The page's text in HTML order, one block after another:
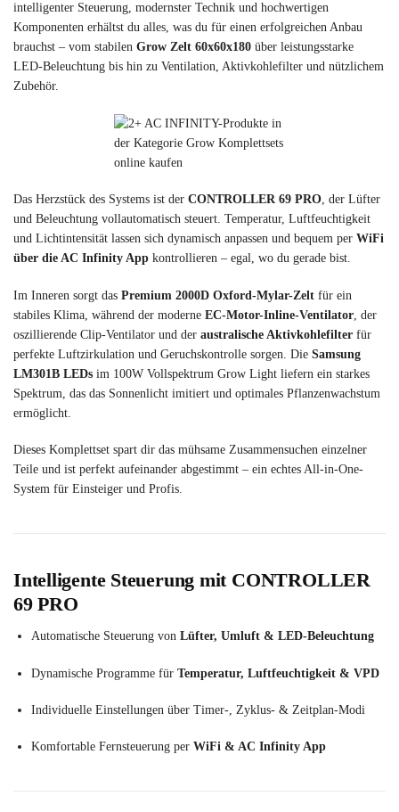
intelligenter Steuerung, modernster Technik und hochwertigen
Komponenten erhältst du alles, was du für einen erfolgreichen Anbau
brauchst – vom stabilen Grow Zelt 60x60x180 über leistungsstarke
LED-Beleuchtung bis hin zu Ventilation, Aktivkohlefilter und nützlichem
Zubehör.
Das Herzstück des Systems ist der CONTROLLER 69 PRO, der Lüfter
und Beleuchtung vollautomatisch steuert. Temperatur, Luftfeuchtigkeit
und Lichtintensität lassen sich dynamisch anpassen und bequem per WiFi
über die AC Infinity App kontrollieren – egal, wo du gerade bist.
Im Inneren sorgt das Premium 2000D Oxford-Mylar-Zelt für ein
stabiles Klima, während der moderne EC-Motor-Inline-Ventilator , der
oszillierende Clip-Ventilator und der australische Aktivkohlefilter für
perfekte Luftzirkulation und Geruchskontrolle sorgen. Die Samsung
LM301B LEDs im 100W Vollspektrum Grow Light liefern ein starkes
Spektrum, das das Sonnenlicht imitiert und optimales Pflanzenwachstum
ermöglicht.
Dieses Komplettset spart dir das mühsame Zusammensuchen einzelner
Teile und ist perfekt aufeinander abgestimmt – ein echtes All-in-One-
System für Einsteiger und Profis.
Intelligente Steuerung mit CONTROLLER
69 PRO
Automatische Steuerung von Lüfter, Umluft & LED-Beleuchtung
Dynamische Programme für Temperatur, Luftfeuchtigkeit & VPD
Individuelle Einstellungen über Timer-, Zyklus- & Zeitplan-Modi
Komfortable Fernsteuerung per WiFi & AC Infinity App